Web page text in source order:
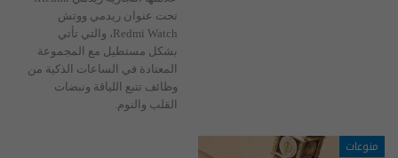
تحت عنوان ريدمي ووتش
Redmi Watch، والتي تأتي
بشكل مستطيل مع المجموعة
المعتادة في الساعات الذكية من
وظائف تتبع اللياقة ونبضات
القلب والنوم.
منوعات